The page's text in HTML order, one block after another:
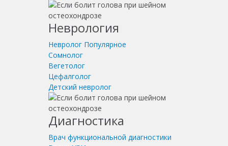
Неврология
Невролог Популярное
Сомнолог
Вегетолог
Цефалголог
Детский невролог
Диагностика
Врач функциональной диагностики